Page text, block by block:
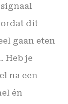
dit
gaan eten
Heb je
na een
én